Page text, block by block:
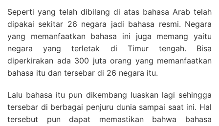
Seperti yang telah dibilang di atas bahasa Arab telah
dipakai sekitar 26 negara jadi bahasa resmi. Negara
yang memanfaatkan bahasa ini juga memang yaitu
negara yang terletak di Timur tengah. Bisa
diperkirakan ada 300 juta orang yang memanfaatkan
bahasa itu dan tersebar di 26 negara itu.
Lalu bahasa itu pun dikembang luaskan lagi sehingga
tersebar di berbagai penjuru dunia sampai saat ini. Hal
tersebut pun dapat memastikan bahwa bahasa